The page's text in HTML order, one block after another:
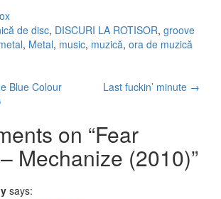
de disc, DISCURI LA ROTISOR, groove
, Metal, music, muzică, ora de muzică
Blue Colour
Last fuckin’ minute →
on “Fear
Mechanize (2010)”
says: